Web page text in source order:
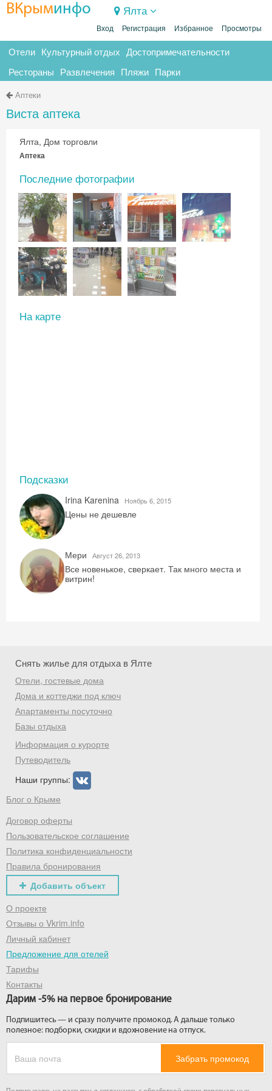
ВКрыминфо Ялта
Вход Регистрация Избранное Просмотры
Отели Культурный отдых Достопримечательности
Рестораны Развлечения Пляжи Парки
Аптеки
Виста аптека
Ялта, Дом торговли
Аптека
Последние фотографии
На карте
Подсказки
Irina Karenina Ноябрь 6, 2015
Цены не дешевле
Мери Август 26, 2013
Все новенькое, сверкает. Так много места и
витрин!
Снять жилье для отдыха в Ялте
Отели, гостевые дома
Дома и коттеджи под ключ
Апартаменты посуточно
Базы отдыха
Информация о курорте
Путеводитель
Наши группы:
Блог о Крыме
Договор оферты
Пользовательское соглашение
Политика конфиденциальности
Правила бронирования
Добавить объект
О проекте
Отзывы о Vkrim.info
Личный кабинет
Предложение для отелей
Тарифы
Контакты
Дарим -5% на первое бронирование
Подпишитесь — и сразу получите промокод. А дальше только
полезное: подборки, скидки и вдохновение на отпуск.
Забрать промокод
Получить промокод